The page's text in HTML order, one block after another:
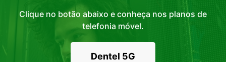
Clique no botão abaixo e conheça nos planos de
telefonia móvel.
Dentel 5G